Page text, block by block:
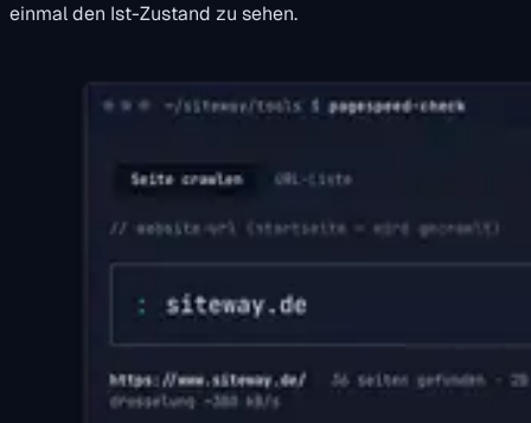
einmal den Ist-Zustand zu sehen.